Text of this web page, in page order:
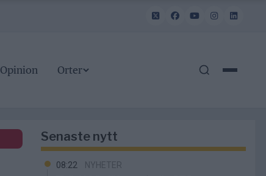
Opinion Orter
Senaste nytt
08:22 NYHETER